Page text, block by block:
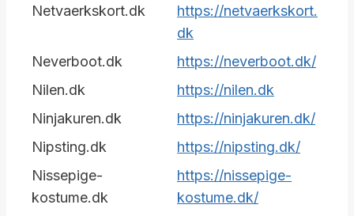
Netvaerkskort.dk
https://netvaerkskort.
dk
Neverboot.dk
https://neverboot.dk/
Nilen.dk
https://nilen.dk
Ninjakuren.dk
https://ninjakuren.dk/
Nipsting.dk
https://nipsting.dk/
Nissepige-
kostume.dk
https://nissepige-
kostume.dk/